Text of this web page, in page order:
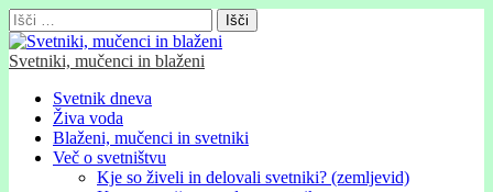
Išči:
Svetniki, mučenci in blaženi
Glavni
meni
Skip
content
Svetnik dneva
Živa voda
Blaženi, mučenci in svetniki
Več o svetništvu
Kje so živeli in delovali svetniki? (zemljevid)